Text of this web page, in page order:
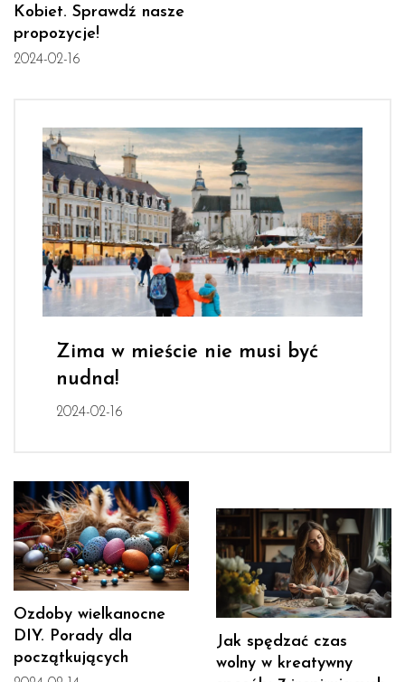
Kobiet. Sprawdź nasze
propozycje!
2024-02-16
Zima w mieście nie musi być
nudna!
2024-02-16
Ozdoby wielkanocne
DIY. Porady dla
początkujących
Jak spędzać czas
wolny w kreatywny